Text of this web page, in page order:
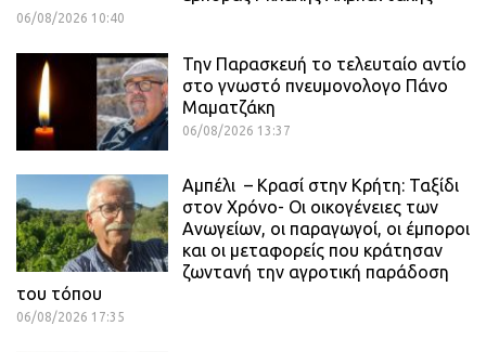
06/08/2026 10:40
Την Παρασκευή το τελευταίο αντίο
στο γνωστό πνευμονολογο Πάνο
Μαματζάκη
06/08/2026 13:37
Αμπέλι – Κρασί στην Κρήτη: Ταξίδι
στον Χρόνο- Οι οικογένειες των
Ανωγείων, οι παραγωγοί, οι έμποροι
και οι μεταφορείς που κράτησαν
ζωντανή την αγροτική παράδοση
του τόπου
06/08/2026 17:35